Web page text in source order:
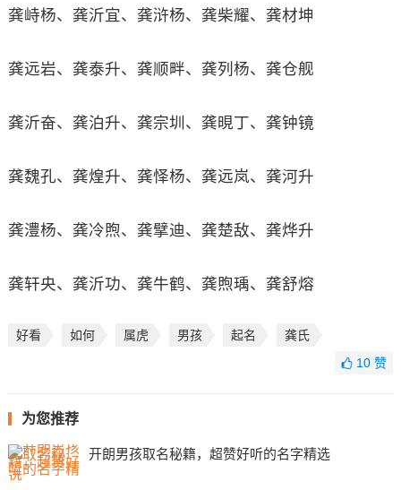
龚峙杨、龚沂宜、龚浒杨、龚柴耀、龚材坤
龚远岩、龚泰升、龚顺畔、龚列杨、龚仓舰
龚沂奋、龚泊升、龚宗圳、龚晛丁、龚钟镜
龚魏孔、龚煌升、龚怿杨、龚远岚、龚河升
龚澧杨、龚冷煦、龚擘迪、龚楚敌、龚烨升
龚轩央、龚沂功、龚牛鹤、龚煦瑀、龚舒熔
好看 如何 属虎 男孩 起名
龚氏
10赞
为您推荐
开朗男孩取名秘籍，超赞好听的名字精选